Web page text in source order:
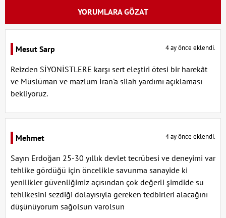
YORUMLARA GÖZAT
Mesut Sarp 4 ay önce eklendi.
Reizden SİYONİSTLERE karşı sert eleştiri ötesi bir harekât
ve Müslüman ve mazlum İran'a silah yardımı açıklaması
bekliyoruz.
Mehmet 4 ay önce eklendi.
Sayın Erdoğan 25-30 yıllık devlet tecrübesi ve deneyimi var
tehlike gördüğü için öncelikle savunma sanayide ki
yenilikler güvenliğimiz açısından çok değerli şimdide su
tehlikesini sezdiği dolayısıyla gereken tedbirleri alacağını
düşünüyorum sağolsun varolsun